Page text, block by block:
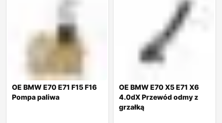
OE BMW E70 E71 F15 F16
Pompa paliwa
OE BMW E70 X5 E71 X6
4.0dX Przewód odmy z
grzałką